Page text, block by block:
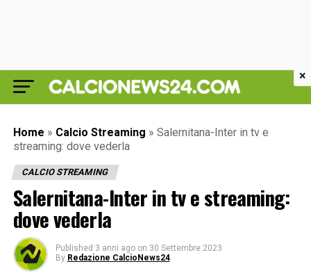
Home » Calcio Streaming » Salernitana-Inter in tv e
streaming: dove vederla
CALCIO STREAMING
Salernitana-Inter in tv e streaming:
dove vederla
Published 3 anni ago on 30 Settembre 2023
By Redazione CalcioNews24
×